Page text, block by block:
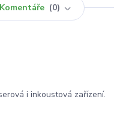
Komentáře 0
i inkoustová zařízení.